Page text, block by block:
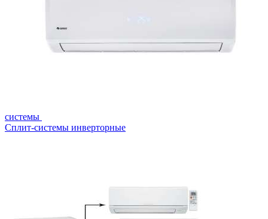
системы
Сплит-системы инверторные